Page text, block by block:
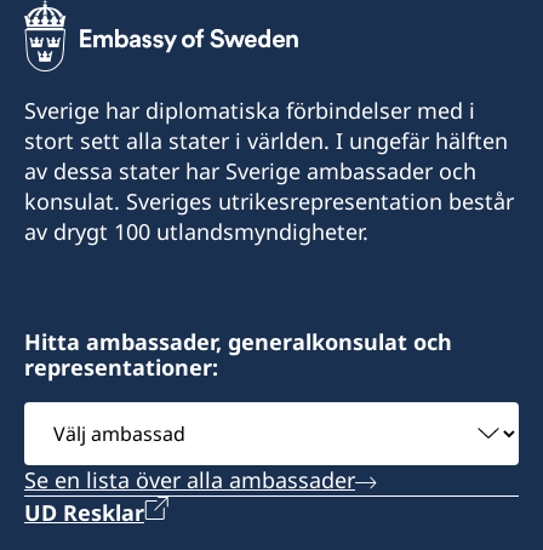
+92 42 3576 39 72
+92 42 3575 34 04-6
E-post:
swedishconsulatelahore@gmail.com
+92 42 3575 23 38
Sveriges honorärkonsulat i Lahore
5 FCC, Syed Maratab Ali Road, Gulberg,
Lahore-54660,
Pakistan
Tel/WhatsApp:
021-300-0569458
Email:
swedishconsulate.khi@gmail.com
Visiting Address:
By Appointment only.
Monday to Thursday: 9:30 AM – 12:30 PM
Friday: 9:30 AM – 11:00 AM
Sverige har diplomatiska förbindelser med i
stort sett alla stater i världen. I ungefär hälften
av dessa stater har Sverige ambassader och
konsulat. Sveriges utrikesrepresentation består
av drygt 100 utlandsmyndigheter.
Hitta ambassader, generalkonsulat och
representationer:
Välj
ambassad
Se en lista över alla ambassader
UD Resklar